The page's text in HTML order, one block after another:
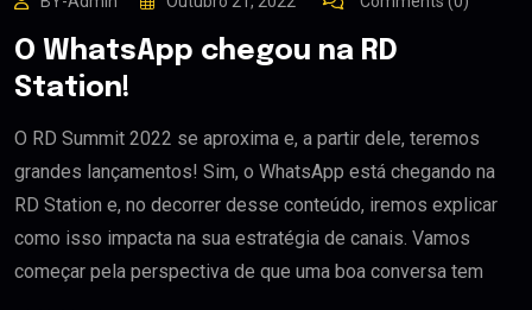
O WhatsApp chegou na RD
Station!
O RD Summit 2022 se aproxima e, a partir dele, teremos
grandes lançamentos! Sim, o WhatsApp está chegando na
RD Station e, no decorrer desse conteúdo, iremos explicar
como isso impacta na sua estratégia de canais. Vamos
começar pela perspectiva de que uma boa conversa tem